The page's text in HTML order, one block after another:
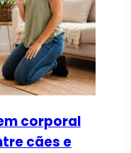
corporal
cães e